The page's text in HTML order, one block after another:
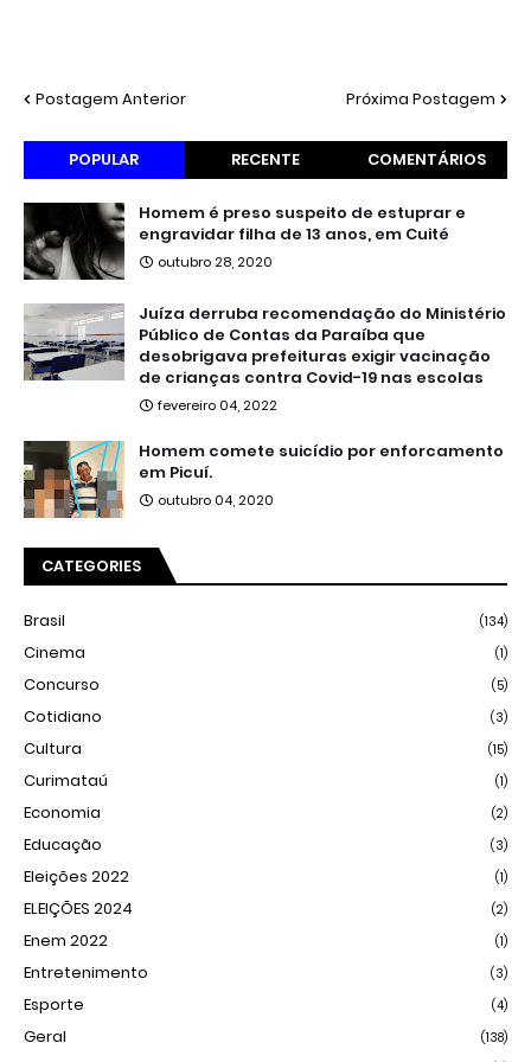
Postagem Anterior Próxima Postagem
POPULAR RECENTE COMENTÁRIOS
Homem é preso suspeito de estuprar e
engravidar filha de 13 anos, em Cuité
outubro 28, 2020
Juíza derruba recomendação do Ministério
Público de Contas da Paraíba que
desobrigava prefeituras exigir vacinação
de crianças contra Covid-19 nas escolas
fevereiro 04, 2022
Homem comete suicídio por enforcamento
em Picuí.
outubro 04, 2020
CATEGORIES
Brasil (134)
Cinema (1)
Concurso (5)
Cotidiano (3)
Cultura (15)
Curimataú (1)
Economia (2)
Educação (3)
Eleições 2022 (1)
ELEIÇÕES 2024 (2)
Enem 2022 (1)
Entretenimento (3)
Esporte (4)
Geral (138)